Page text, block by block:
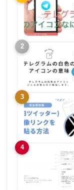
2
3
4